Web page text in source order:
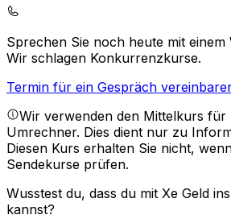
Sprechen Sie noch heute mit einem
Wir schlagen Konkurrenzkurse.
Termin für ein Gespräch
Wir verwenden den Mittelkurs für
Umrechner. Dies dient nur zu
Diesen Kurs erhalten Sie nicht,
Sendekurse prüfen.
Wusstest du, dass du mit Xe Geld
kannst?